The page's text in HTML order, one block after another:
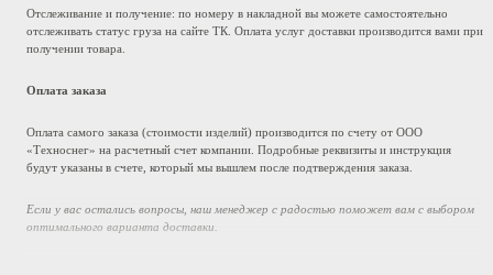
Отслеживание и получение: по номеру в накладной вы можете самостоятельно
отслеживать статус груза на сайте ТК. Оплата услуг доставки производится вами при
получении товара.
Оплата заказа
Оплата самого заказа (стоимости изделий) производится по счету от ООО
«Техноснег» на расчетный счет компании. Подробные реквизиты и инструкция
будут указаны в счете, который мы вышлем после подтверждения заказа.
Если у вас остались вопросы, наш менеджер с радостью поможет вам с выбором
оптимального варианта доставки.